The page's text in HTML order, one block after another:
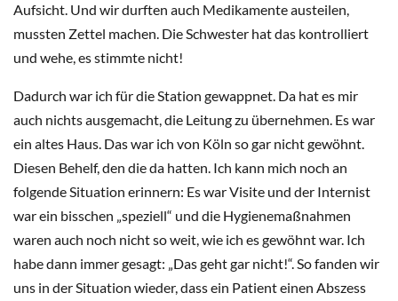
Aufsicht. Und wir durften auch Medikamente austeilen,
mussten Zettel machen. Die Schwester hat das kontrolliert
und wehe, es stimmte nicht!
Dadurch war ich für die Station gewappnet. Da hat es mir
auch nichts ausgemacht, die Leitung zu übernehmen. Es war
ein altes Haus. Das war ich von Köln so gar nicht gewöhnt.
Diesen Behelf, den die da hatten. Ich kann mich noch an
folgende Situation erinnern: Es war Visite und der Internist
war ein bisschen „speziell“ und die Hygienemaßnahmen
waren auch noch nicht so weit, wie ich es gewöhnt war. Ich
habe dann immer gesagt: „Das geht gar nicht!“. So fanden wir
uns in der Situation wieder, dass ein Patient einen Abszess